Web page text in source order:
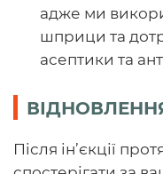
адже ми
шприци та
асептики та
Після ін’єкції